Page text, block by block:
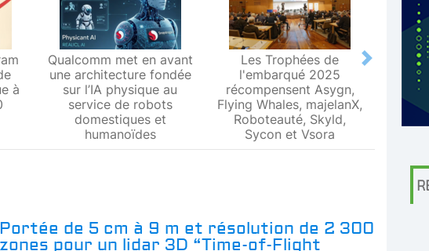
à
Qualcomm met en avant
une architecture fondée
sur l’IA physique au
service de robots
domestiques et
humanoïdes
Les Trophées de
l'embarqué 2025
récompensent Asygn,
Flying Whales, majelanX,
Roboteauté, Skyld,
Sycon et Vsora
Le
Next
Portée de 5 cm à 9 m et résolution de 2 300
zones pour un lidar 3D “Time-of-Flight